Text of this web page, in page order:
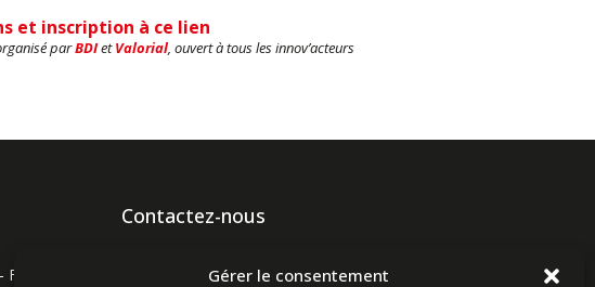
Gérer le consentement
et inscription à ce lien
parBDIetValorial, ouvert à tous les innov’acteurs
Contactez-nous